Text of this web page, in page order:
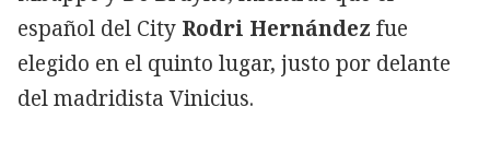
español del City Rodri Hernández fue
elegido en el quinto lugar, justo por delante
del madridista Vinicius.